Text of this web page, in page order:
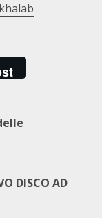
DISCO AD